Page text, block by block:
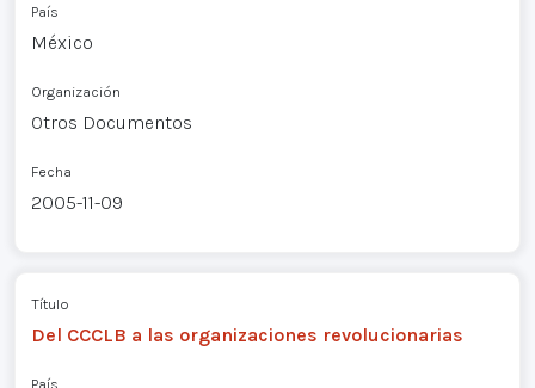
País
México
Organización
Otros Documentos
Fecha
2005-11-09
Título
Del CCCLB a las organizaciones revolucionarias
País